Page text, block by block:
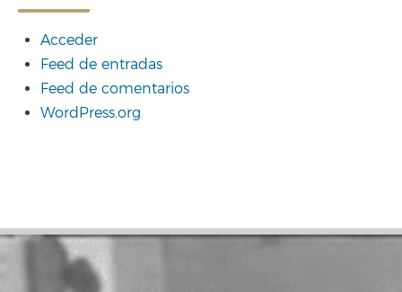
Acceder
Feed de entradas
Feed de comentarios
WordPress.org